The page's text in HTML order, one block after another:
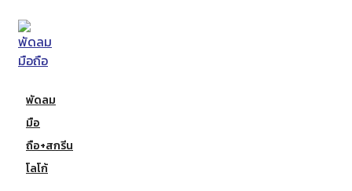
พัดลม
มือ
ถือ+สกรีน
โลโก้